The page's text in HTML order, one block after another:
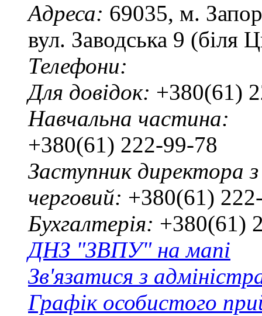
Адреса: 69035, м.
вул. Заводська 9 (біля
Телефони:
Для довідок: +380(61)
Навчальна частина:
+380(61) 222-99-78
Заступник директора
черговий: +380(61)
Бухгалтерія: +380(61)
ДНЗ "ЗВПУ" на мапі
Зв'язатися з
Графік особистого